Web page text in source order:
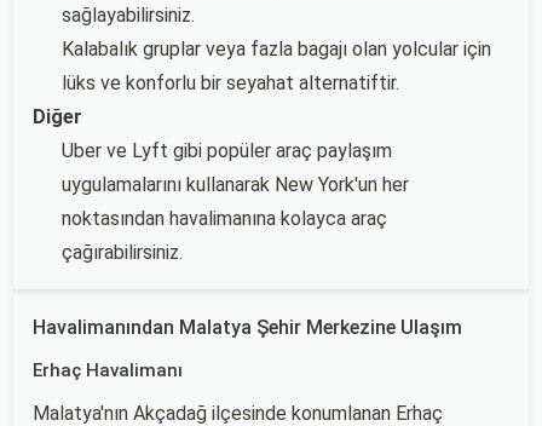
sağlayabilirsiniz.
Kalabalık gruplar veya fazla bagajı olan yolcular için
lüks ve konforlu bir seyahat alternatiftir.
Diğer
Uber ve Lyft gibi popüler araç paylaşım
uygulamalarını kullanarak New York'un her
noktasından havalimanına kolayca araç
çağırabilirsiniz.
Havalimanından Malatya Şehir Merkezine Ulaşım
Erhaç Havalimanı
Malatya'nın Akçadağ ilçesinde konumlanan Erhaç